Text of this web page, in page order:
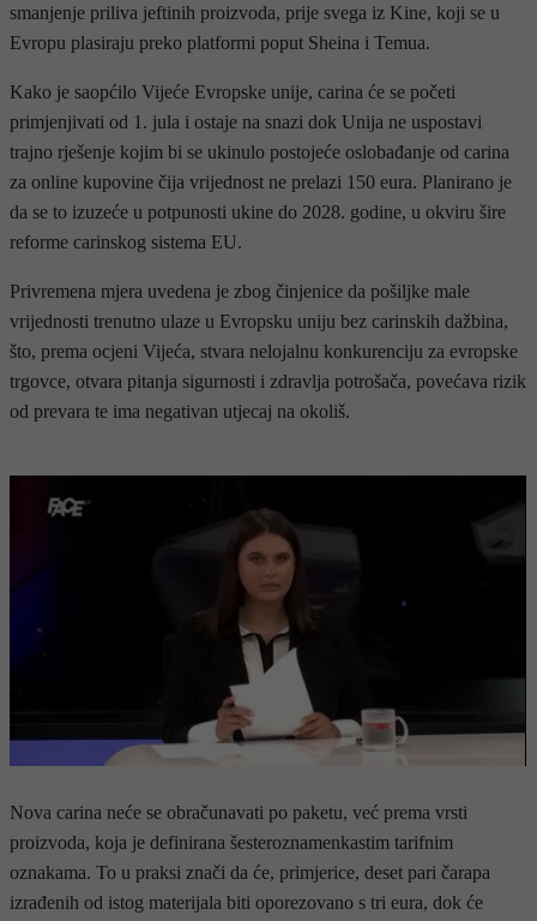
smanjenje priliva jeftinih proizvoda, prije svega iz Kine, koji se u
Evropu plasiraju preko platformi poput Sheina i Temua.
Kako je saopćilo Vijeće Evropske unije, carina će se početi
primjenjivati od 1. jula i ostaje na snazi dok Unija ne uspostavi
trajno rješenje kojim bi se ukinulo postojeće oslobađanje od carina
za online kupovine čija vrijednost ne prelazi 150 eura. Planirano je
da se to izuzeće u potpunosti ukine do 2028. godine, u okviru šire
reforme carinskog sistema EU.
Privremena mjera uvedena je zbog činjenice da pošiljke male
vrijednosti trenutno ulaze u Evropsku uniju bez carinskih dažbina,
što, prema ocjeni Vijeća, stvara nelojalnu konkurenciju za evropske
trgovce, otvara pitanja sigurnosti i zdravlja potrošača, povećava rizik
od prevara te ima negativan utjecaj na okoliš.
Nova carina neće se obračunavati po paketu, već prema vrsti
proizvoda, koja je definirana šesteroznamenkastim tarifnim
oznakama. To u praksi znači da će, primjerice, deset pari čarapa
izrađenih od istog materijala biti oporezovano s tri eura, dok će